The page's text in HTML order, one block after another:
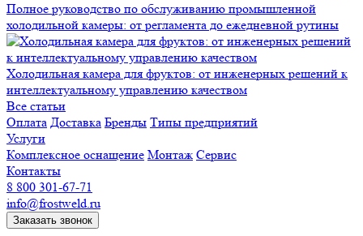
Полное руководство по обслуживанию промышленной
холодильной камеры: от регламента до ежедневной рутины
Холодильная камера для фруктов: от инженерных решений к
интеллектуальному управлению качеством
Все статьи
Оплата Доставка Бренды Типы предприятий
Услуги
Комплексное оснащение Монтаж Сервис
Контакты
8 800 301-67-71
info@frostweld.ru
Заказать звонок